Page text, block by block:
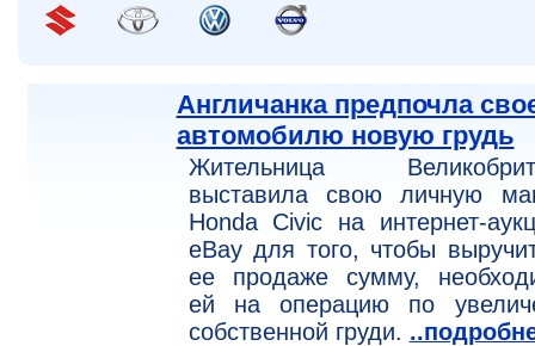
Англичанка предпочла
автомобилю новую грудь
Жительница
выставила свою личную
Honda Civic на интернет-
eBay для того, чтобы
ее продаже сумму,
ей на операцию по
собственной груди.